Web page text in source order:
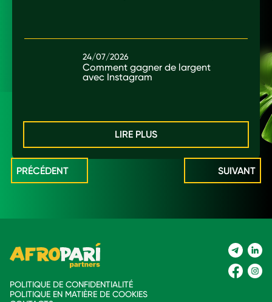
24/07/2026
Comment gagner de largent
avec Instagram
LIRE PLUS
PRÉCÉDENT SUIVANT
POLITIQUE DE CONFIDENTIALITÉ
POLITIQUE EN MATIÈRE DE COOKIES